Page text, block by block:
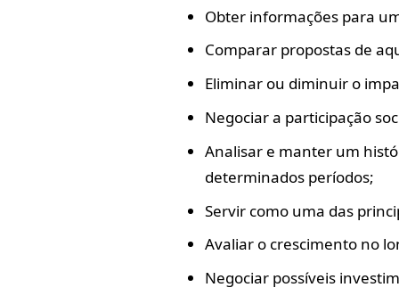
Obter informações para
Comparar propostas de
Eliminar ou diminuir o
Negociar a participação
Analisar e manter um
determinados períodos;
Servir como uma das
Avaliar o crescimento no
Negociar possíveis